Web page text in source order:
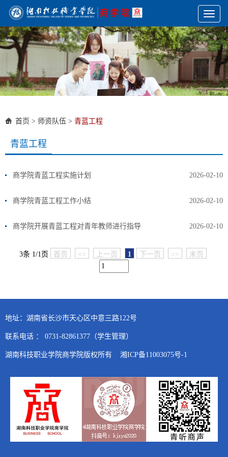
Toggle
首页 > 师资队伍 > 青蓝工程
青蓝工程
2026-02-10
商学院青蓝工程实施计划
2026-02-10
商学院青蓝工程工作小结
2026-02-10
商学院开展青蓝工程对青年教师进行指导
3条 1/1页 首页 << 上一页 1 下一页 >> 末页
地址：湖南省长沙市天心区中意三路122号
联系电话 ： 0731-82861377（学生管理）
湖南科技职业学院商学院版权所有 湘ICP备11003075号-1